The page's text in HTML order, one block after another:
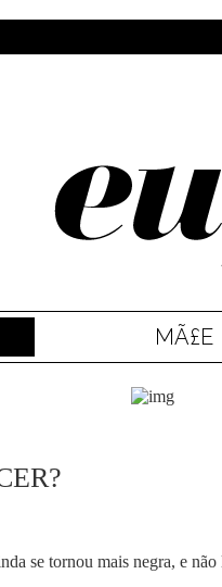
MÃ£E
se tornou mais negra, e